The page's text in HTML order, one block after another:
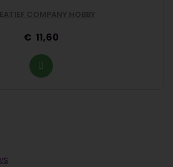
COMPANY HOBBY
11,60